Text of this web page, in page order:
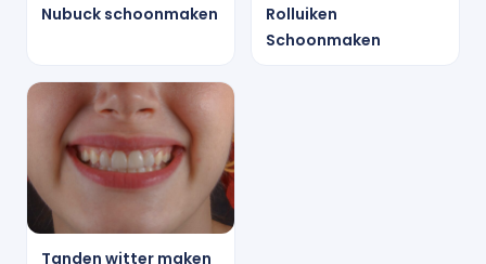
Nubuck schoonmaken
Rolluiken
Schoonmaken
Tanden witter maken